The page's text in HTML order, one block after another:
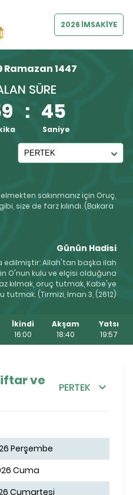
2026 İMSAKİYE
sakınmanız için Oruç,
size de farz kılındı. (Bakara
Ramazan 1447
SÜRE
: 45
Saniye
Günün Hadisi
edilmiştir: Allah'tan başka ilah
O'nun kulu ve elçisi olduğuna
kılmak, oruç tutmak, Kabe'ye
(Tirmizi, İman 3, (2612)
İkindi
16:00
Akşam
18:40
Yatsı
19:57
iftar ve
PERTEK
Perşembe
Cuma
Cumartesi